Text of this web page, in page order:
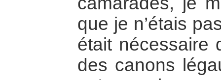
que je n’étais
était nécessaire
des canons